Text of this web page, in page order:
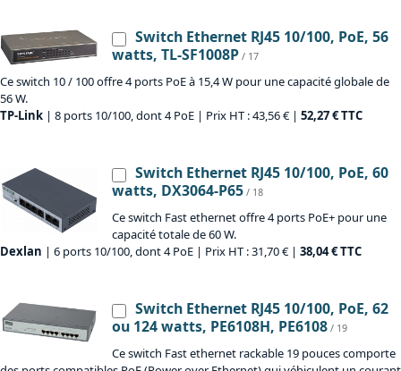
Switch Ethernet RJ45 10/100, PoE, 56
watts, TL-SF1008P / 17
Ce switch 10 / 100 offre 4 ports PoE à 15,4 W pour une capacité globale de
56 W.
TP-Link | 8 ports 10/100, dont 4 PoE | Prix HT : 43,56 € | 52,27 € TTC
Switch Ethernet RJ45 10/100, PoE, 60
watts, DX3064-P65 / 18
Ce switch Fast ethernet offre 4 ports PoE+ pour une
capacité totale de 60 W.
Dexlan | 6 ports 10/100, dont 4 PoE | Prix HT : 31,70 € | 38,04 € TTC
Switch Ethernet RJ45 10/100, PoE, 62
ou 124 watts, PE6108H, PE6108 / 19
Ce switch Fast ethernet rackable 19 pouces comporte